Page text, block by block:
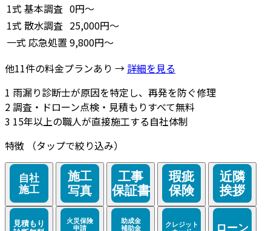
1式 基本調査 0円～
1式 散水調査 25,000円～
一式 応急処置 9,800円～
他11件の料金プランあり → 詳細を見る
1 雨漏り診断士が原因を特定し、再発を防ぐ修理
2調査・ドローン点検・見積もりすべて無料
3 15年以上の職人が直接施工する自社体制
特徴
（タップで絞り込み）